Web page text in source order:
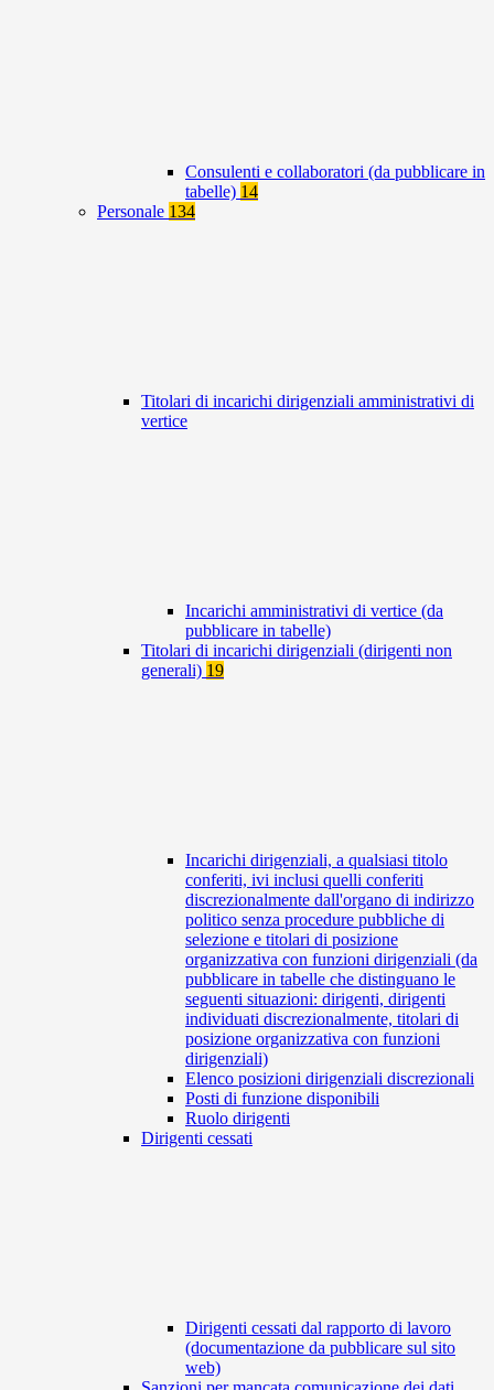
Consulenti e collaboratori (da pubblicare in
tabelle) 14
Personale 134
Titolari di incarichi dirigenziali amministrativi di
vertice
Incarichi amministrativi di vertice (da
pubblicare in tabelle)
Titolari di incarichi dirigenziali (dirigenti non
generali) 19
Incarichi dirigenziali, a qualsiasi titolo
conferiti, ivi inclusi quelli conferiti
discrezionalmente dall'organo di indirizzo
politico senza procedure pubbliche di
selezione e titolari di posizione
organizzativa con funzioni dirigenziali (da
pubblicare in tabelle che distinguano le
seguenti situazioni: dirigenti, dirigenti
individuati discrezionalmente, titolari di
posizione organizzativa con funzioni
dirigenziali)
Elenco posizioni dirigenziali discrezionali
Posti di funzione disponibili
Ruolo dirigenti
Dirigenti cessati
Dirigenti cessati dal rapporto di lavoro
(documentazione da pubblicare sul sito
web)